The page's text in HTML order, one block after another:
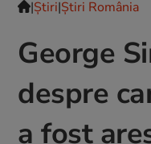
|Ştiri|Știri România
George
despre
a fost